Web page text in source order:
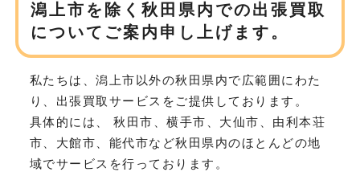
潟上市を除く秋田県内での出張買取
についてご案内申し上げます。
私たちは、潟上市以外の秋田県内で広範囲にわた
り、 出張買取サービスをご提供しております。
具体的には、 秋田市、横手市、大仙市、由利本荘
市、大館市、能代市など秋田県内のほとんどの地
域でサービスを行っております。